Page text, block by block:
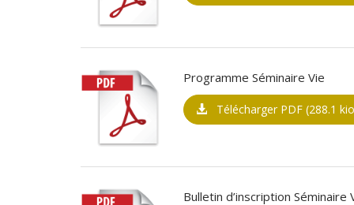
Programme Séminaire Vie
Télécharger PDF (288.1
Bulletin d’inscription Séminaire